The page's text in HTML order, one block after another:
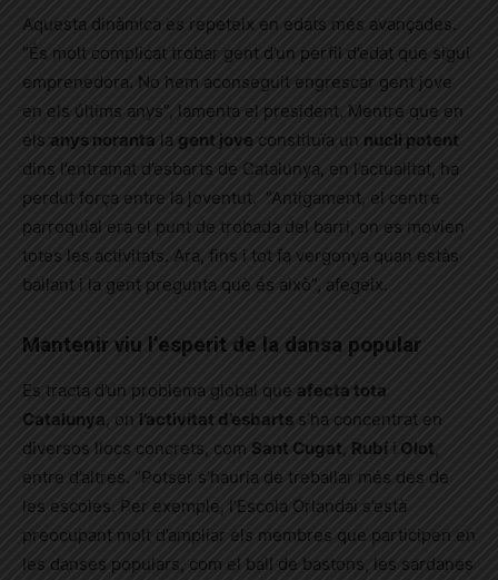
Aquesta dinàmica es repeteix en edats més avançades.
“És molt complicat trobar gent d’un perfil d’edat que sigui
emprenedora. No hem aconseguit engrescar gent jove
en els últims anys”, lamenta el president. Mentre que en
els anys noranta la gent jove constituïa un nucli potent
dins l’entramat d’esbarts de Catalunya, en l’actualitat, ha
perdut força entre la joventut.
“Antigament, el centre
parroquial era el punt de trobada del barri, on es movien
totes les activitats. Ara, fins i tot fa vergonya quan estàs
ballant i la gent pregunta què és això”, afegeix.
Mantenir viu l’esperit de la dansa popular
Es tracta d’un problema global que afecta tota
Catalunya, on l’activitat d’esbarts s’ha concentrat en
diversos llocs concrets, com Sant Cugat, Rubí i Olot
entre d’altres. “Potser s’hauria de treballar més des de
les escoles. Per exemple, l’Escola Orlandai s’està
preocupant molt d’ampliar els membres que participen en
les danses populars, com el ball de bastons, les sardanes